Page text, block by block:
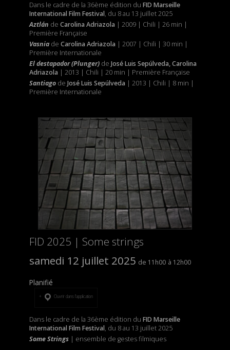
Dans le cadre de la 36ème édition du FID Marseille
International Film Festival, du 8 au 13 juillet 2025
Aztlán de Carolina Adriazola | 2009 | Chili | 26 min |
Première Française
Vasniade Carolina Adriazola | 2007 | Chili | 30 min |
Première Internationale
El destapador (Plunger)de José Luis Sepúlveda, Carolina
Adriazola | 2013 | Chili | 20 min | Première Française
Santiagode José Luis Sepúlveda | 2013 | Chili | 8 min |
Première Internationale
FID 2025 | Some strings
samedi 12 juillet 2025
11h00 12h00
Planifié
Ouvrir dans l’application
Dans le cadre de la 36ème édition du FID Marseille
International Film Festival, du 8 au 13 juillet 2025
Some Strings| ensemble de gestes filmiques